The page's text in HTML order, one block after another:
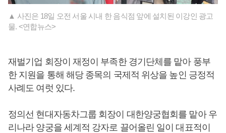
▲ 사진은 18일 오전 서울 시내 한 음식점 앞에 설치된 이강인 광고
물. <연합뉴스>
재벌기업 회장이 재정이 부족한 경기단체를 맡아 풍부
한 지원을 통해 해당 종목의 국제적 위상을 높인 긍정적
사례도 여럿 있다.
정의선 현대자동차그룹 회장이 대한양궁협회를 맡아 우
리나라 양궁을 세계적 강자로 끌어올린 일이 대표적이